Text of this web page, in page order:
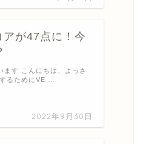
アが47点に！今
2022年9月30日
す こんにちは、よっさ
るためにVE …